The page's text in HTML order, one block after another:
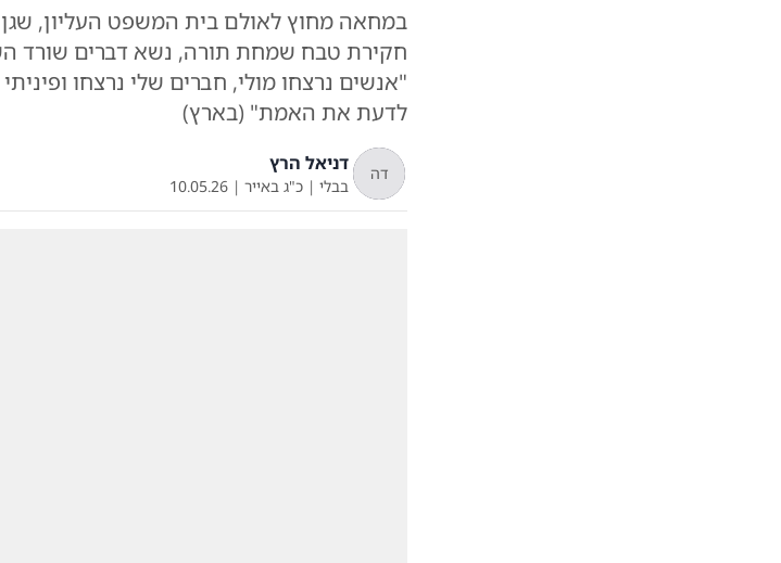
במחאה מחוץ לאולם בית המשפט העליון,
חקירת טבח שמחת תורה, נשא דברים שורד
"אנשים נרצחו מולי, חברים שלי נרצחו
לדעת את האמת" (בארץ)
דה דניאל הרץ
בבלי| כ"ג באייר |
10.05.26